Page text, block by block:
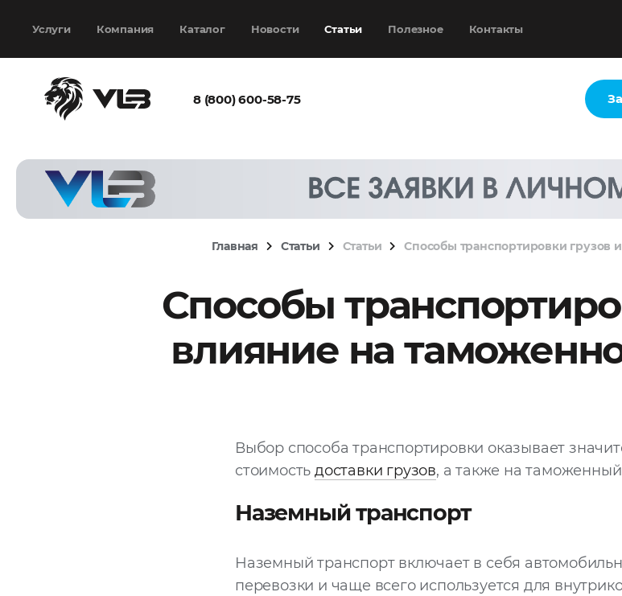
Услуги Компания Каталог Новости Статьи Полезное Контакты
8 (800) 600-58-75
Главная Статьи Статьи Способы транспортировки
Способы
влияние на
Выбор способа транспортировки оказывает
стоимостьдоставки грузов, а также на
Наземный транспорт
Наземный транспорт включает в себя
перевозки и чаще всего используется для
выбран
Согласен с
политикой
конфиденциальности
и наобработку моих